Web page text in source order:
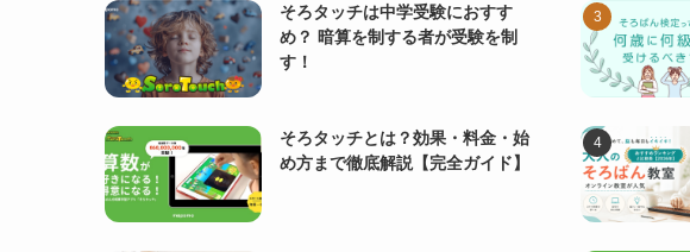
そろタッチは中学受験におすす
め？ 暗算を制する者が受験を制
す！
そろタッチとは？効果・料金・始
め方まで徹底解説【完全ガイド】